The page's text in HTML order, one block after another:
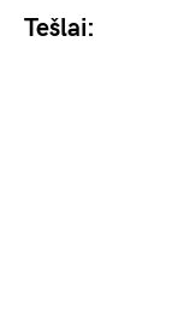
Tešlai: